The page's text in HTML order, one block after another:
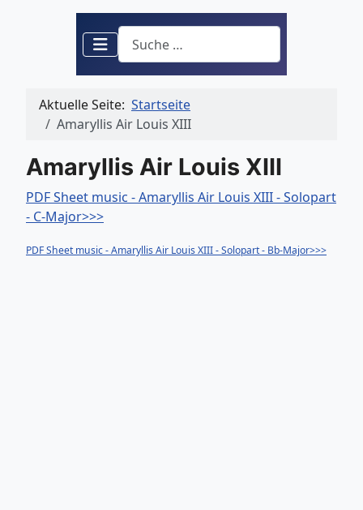
Suchen
Aktuelle Seite: Startseite
Amaryllis Air Louis XIII
Amaryllis Air Louis XIII
PDF Sheet music - Amaryllis Air Louis XIII - Solopart
- C-Major>>>
PDF Sheet music - Amaryllis Air Louis XIII - Solopart - Bb-Major>>>